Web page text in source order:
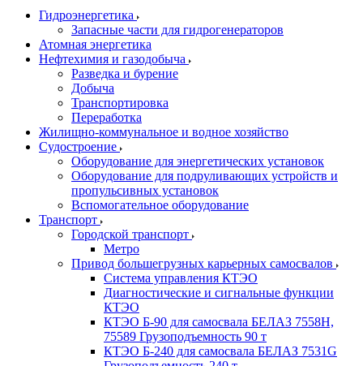
Гидроэнергетика
Запасные части для гидрогенераторов
Атомная энергетика
Нефтехимия и газодобыча
Разведка и бурение
Добыча
Транспортировка
Переработка
Жилищно-коммунальное и водное хозяйство
Судостроение
Оборудование для энергетических установок
Оборудование для подруливающих устройств и
пропульсивных установок
Вспомогательное оборудование
Транспорт
Городской транспорт
Метро
Привод большегрузных карьерных самосвалов
Система управления КТЭО
Диагностические и сигнальные функции
КТЭО
КТЭО Б-90 для самосвала БЕЛАЗ 7558H,
75589 Грузоподъемность 90 т
КТЭО Б-240 для самосвала БЕЛАЗ 7531G